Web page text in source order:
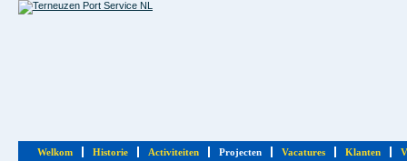
Welkom Historie Activiteiten Projecten Vacatures Klanten